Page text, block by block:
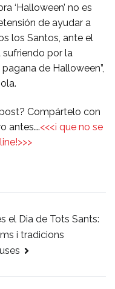
‘Halloween’ no es
de ayudar a
los Santos, ante el
por la
de Halloween”,
Compártelo con
antes….<<<¡ que no se
el Dia de Tots Sants:
i tradicions